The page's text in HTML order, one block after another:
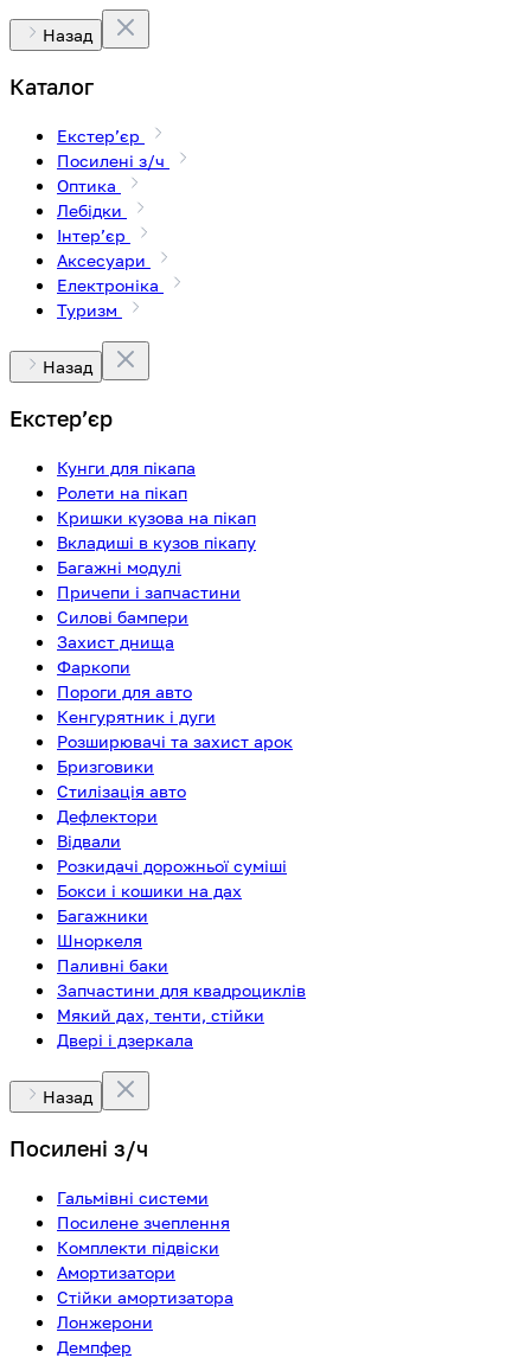
Назад
Каталог
Екстерʼєр
Посилені з/ч
Оптика
Лебідки
Інтерʼєр
Аксесуари
Електроніка
Туризм
Назад
Екстерʼєр
Кунги для пікапа
Ролети на пікап
Кришки кузова на пікап
Вкладиші в кузов пікапу
Багажні модулі
Причепи і запчастини
Силові бампери
Захист днища
Фаркопи
Пороги для авто
Кенгурятник і дуги
Розширювачі та захист арок
Бризговики
Стилізація авто
Дефлектори
Відвали
Розкидачі дорожньої суміші
Бокси і кошики на дах
Багажники
Шноркеля
Паливні баки
Запчастини для квадроциклів
Мякий дах, тенти, стійки
Двері і дзеркала
Назад
Посилені з/ч
Гальмівні системи
Посилене зчеплення
Комплекти підвіски
Амортизатори
Стійки амортизатора
Лонжерони
Демпфер